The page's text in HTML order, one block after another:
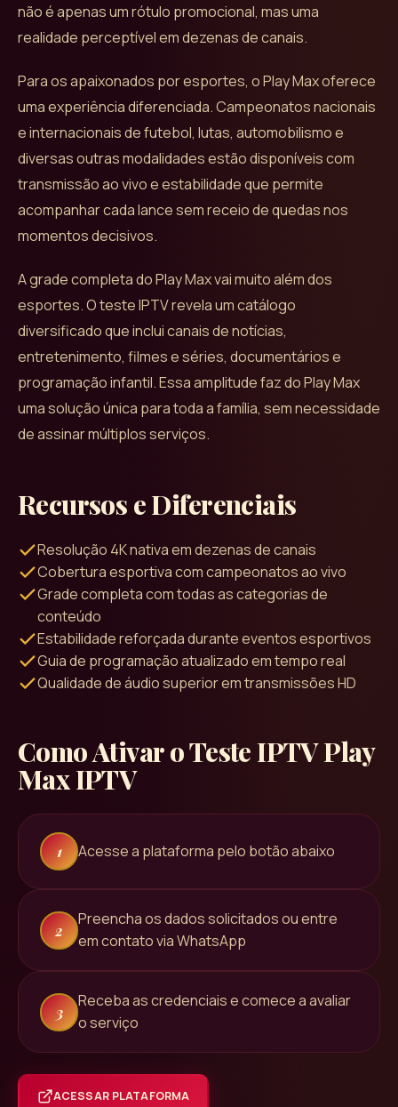
não é apenas um rótulo promocional, mas uma
realidade perceptível em dezenas de canais.
Para os apaixonados por esportes, o Play Max oferece
uma experiência diferenciada. Campeonatos nacionais
e internacionais de futebol, lutas, automobilismo e
diversas outras modalidades estão disponíveis com
transmissão ao vivo e estabilidade que permite
acompanhar cada lance sem receio de quedas nos
momentos decisivos.
A grade completa do Play Max vai muito além dos
esportes. O teste IPTV revela um catálogo
diversificado que inclui canais de notícias,
entretenimento, filmes e séries, documentários e
programação infantil. Essa amplitude faz do Play Max
uma solução única para toda a família, sem necessidade
de assinar múltiplos serviços.
Recursos e Diferenciais
Resolução 4K nativa em dezenas de canais
Cobertura esportiva com campeonatos ao vivo
Grade completa com todas as categorias de
conteúdo
Estabilidade reforçada durante eventos esportivos
Guia de programação atualizado em tempo real
Qualidade de áudio superior em transmissões HD
Como Ativar o Teste IPTVPlay
Max IPTV
1 Acesse a plataforma pelo botão abaixo
2
Preencha os dados solicitados ou entre
em contato via WhatsApp
3
Receba as credenciais e comece a avaliar
o serviço
ACESSAR PLATAFORMA